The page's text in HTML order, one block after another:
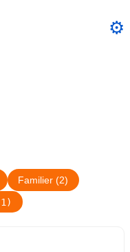
⚙️
Familier (2)
1 )